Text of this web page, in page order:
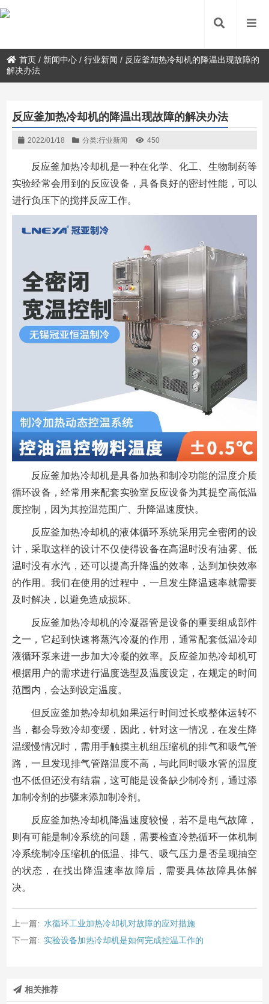
首页 / 新闻中心 /行业新闻 / 反应釜加热冷却机的降温出现故障的
解决办法
反应釜加热冷却机的降温出现故障的解决办法
2022/01/18 分类:行业新闻 450
反应釜加热冷却机是一种在化学、化工、生物制药等
实验经常会用到的反应设备，具备良好的密封性能，可以
进行负压下的搅拌反应工作。
反应釜加热冷却机是具备加热和制冷功能的温度介质
循环设备，经常用来配套实验室反应设备为其提空高低温
度控制，因为其控温范围广、升降温速度快。
反应釜加热冷却机的液体循环系统采用完全密闭的设
计，采取这样的设计不仅使得设备在高温时没有油雾、低
温时没有水汽，还可以提高升降温的效率，达到加快效率
的作用。我们在使用的过程中，一旦发生降温速率就需要
及时解决，以避免造成损坏。
反应釜加热冷却机的冷凝器管是设备的重要组成部件
之一，它起到快速将蒸汽冷凝的作用，通常配套低温冷却
液循环泵来进一步加大冷凝的效率。反应釜加热冷却机可
根据用户的需求进行温度选型及温度设定，在规定的时间
范围内，会达到设定温度。
但反应釜加热冷却机如果运行时间过长或整体运转不
当，都会导致冷却变缓，因此，针对这一情况，在发生降
温缓慢情况时，需用手触摸主机组压缩机的排气和吸气管
路，一旦发现排气管路温度不高，与此同时吸水管的温度
也不低但还没有结霜，这可能是设备缺少制冷剂，通过添
加制冷剂的步骤来添加制冷剂。
反应釜加热冷却机降温速度较慢，若不是电气故障，
则有可能是制冷系统的问题，需要检查冷热循环一体机制
冷系统制冷压缩机的低温、排气、吸气压力是否呈现抽空
的状态，在找出降温速率故障后，需要具体故障具体解
决。
上一篇: 水循环工业加热冷却机对故障的应对措施
下一篇: 实验设备加热冷却机是如何完成控温工作的
相关推荐